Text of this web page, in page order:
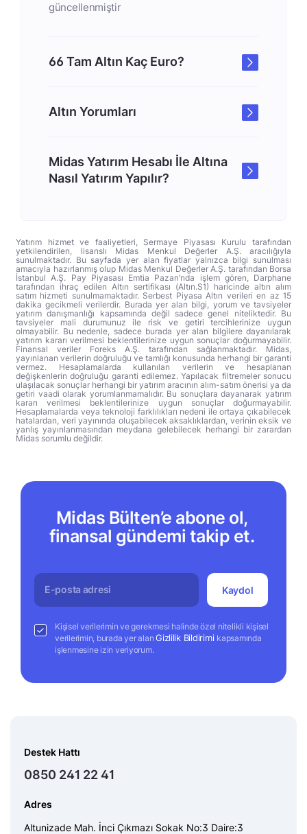
güncellenmiştir
66 Tam Altın Kaç Euro?
Altın Yorumları
Midas Yatırım Hesabı İle Altına
Nasıl Yatırım Yapılır?
Yatırım hizmet ve faaliyetleri, Sermaye Piyasası Kurulu tarafından
yetkilendirilen, lisanslı Midas Menkul Değerler A.Ş. aracılığıyla
sunulmaktadır. Bu sayfada yer alan fiyatlar yalnızca bilgi sunulması
amacıyla hazırlanmış olup Midas Menkul Değerler A.Ş. tarafından Borsa
İstanbul A.Ş. Pay Piyasası Emtia Pazarı’nda işlem gören, Darphane
tarafından ihraç edilen Altın sertifikası (Altın.S1) haricinde altın alım
satım hizmeti sunulmamaktadır. Serbest Piyasa Altın verileri en az 15
dakika gecikmeli verilerdir. Burada yer alan bilgi, yorum ve tavsiyeler
yatırım danışmanlığı kapsamında değil sadece genel niteliktedir. Bu
tavsiyeler mali durumunuz ile risk ve getiri tercihlerinize uygun
olmayabilir. Bu nedenle, sadece burada yer alan bilgilere dayanılarak
yatırım kararı verilmesi beklentilerinize uygun sonuçlar doğurmayabilir.
Finansal veriler Foreks A.Ş. tarafından sağlanmaktadır. Midas,
yayınlanan verilerin doğruluğu ve tamlığı konusunda herhangi bir garanti
vermez. Hesaplamalarda kullanılan verilerin ve hesaplanan
değişkenlerin doğruluğu garanti edilemez. Yapılacak filtremeler sonucu
ulaşılacak sonuçlar herhangi bir yatırım aracının alım-satım önerisi ya da
getiri vaadi olarak yorumlanmamalıdır. Bu sonuçlara dayanarak yatırım
kararı verilmesi beklentilerinize uygun sonuçlar doğurmayabilir.
Hesaplamalarda veya teknoloji farklılıkları nedeni ile ortaya çıkabilecek
hatalardan, veri yayınında oluşabilecek aksaklıklardan, verinin eksik ve
yanlış yayınlanmasından meydana gelebilecek herhangi bir zarardan
Midas sorumlu değildir.
Midas Bülten’e abone ol,
finansal gündemi takip et.
Kaydol
Kişisel verilerimin ve gerekmesi halinde özel nitelikli kişisel
verilerimin, burada yer alanGizlilik Bildirimi kapsamında
işlenmesine izin veriyorum.
Destek Hattı
0850 241 22 41
Adres
Altunizade Mah. İnci Çıkmazı Sokak No:3 Daire:3